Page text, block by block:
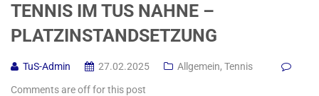
TENNIS IM TUS NAHNE –
PLATZINSTANDSETZUNG
TuS-Admin 27.02.2025 Allgemein, Tennis
Comments are off for this post